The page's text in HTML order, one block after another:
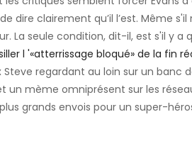
dire clairement qu’il l’est. Même
La seule condition, dit-il, est s'il y a
l '«atterrissage bloqué» de la fin
regardant au loin sur un banc
un mème omniprésent sur les
grands envois pour un super-